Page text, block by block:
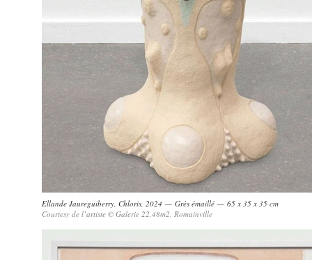
Ellande Jaureguiberry, Chloris, 2024 — Grès émaillé — 65 x 35 x 35 cm
Courtesy de l’artiste © Galerie 22,48m2, Romainville